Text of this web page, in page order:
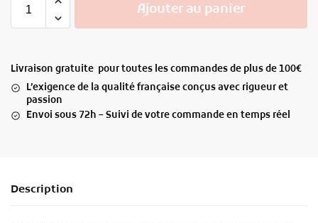
Ajouter au panier
Livraison gratuite pour toutes les commandes de plus de 100€
L’exigence de la qualité française conçus avec rigueur et
passion
Envoi sous 72h – Suivi de votre commande en temps réel
Description